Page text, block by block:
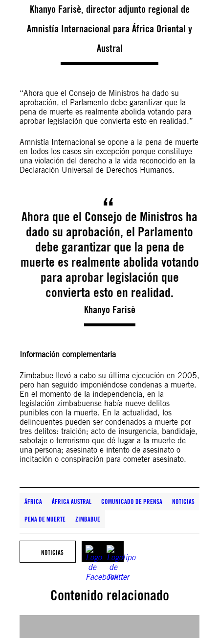
Khanyo Farisè, director adjunto regional de
Amnistía Internacional para África Oriental y
Austral
“Ahora que el Consejo de Ministros ha dado su
aprobación, el Parlamento debe garantizar que la
pena de muerte es realmente abolida votando para
aprobar legislación que convierta esto en realidad.”
Amnistía Internacional se opone a la pena de muerte
en todos los casos sin excepción porque constituye
una violación del derecho a la vida reconocido en la
Declaración Universal de Derechos Humanos.
Ahora que el Consejo de Ministros ha
dado su aprobación, el Parlamento
debe garantizar que la pena de
muerte es realmente abolida votando
para aprobar legislación que
convierta esto en realidad.
Khanyo Farisè
Información complementaria
Zimbabue llevó a cabo su última ejecución en 2005,
pero han seguido imponiéndose condenas a muerte.
En el momento de la independencia, en la
legislación zimbabuense había nueve delitos
punibles con la muerte. En la actualidad, los
delincuentes pueden ser condenados a muerte por
tres delitos: traición; acto de insurgencia, bandidaje,
sabotaje o terrorismo que dé lugar a la muerte de
una persona; asesinato e intento de asesinato o
incitación o conspiración para cometer asesinato.
ÁFRICA ÁFRICA AUSTRAL COMUNICADO DE PRENSA NOTICIAS
PENA DE MUERTE ZIMBABUE
NOTICIAS
Contenido relacionado